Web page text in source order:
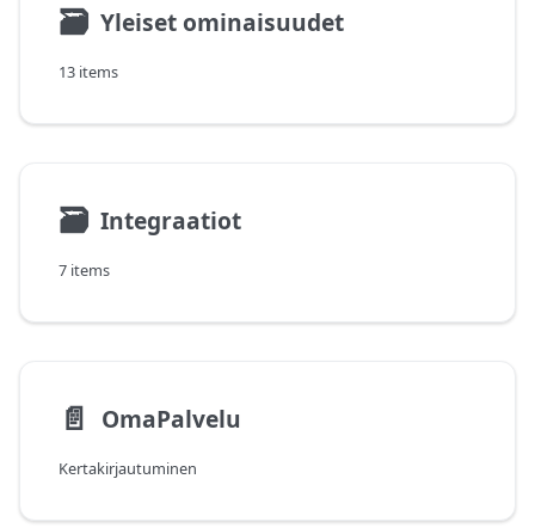
🗃 Yleiset ominaisuudet
13 items
🗃 Integraatiot
7 items
📄️ OmaPalvelu
Kertakirjautuminen